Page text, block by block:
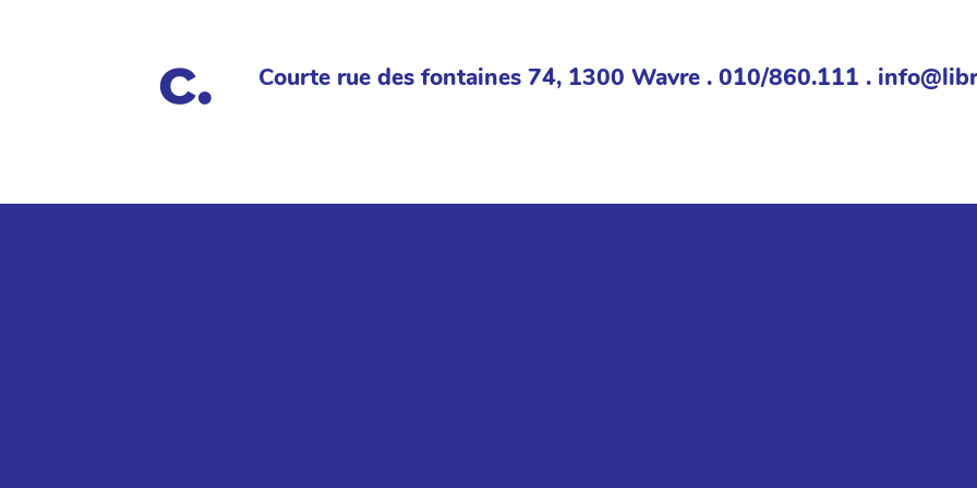
Courte rue des fontaines 74, 1300 Wavre . 010/860.111 .